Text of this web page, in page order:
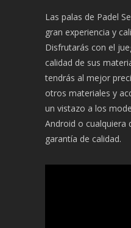
Las palas de Padel
gran experiencia y
Disfrutarás con el
calidad de sus
tendrás al mejor
otros materiales y
un vistazo a los
Android o cualquiera
garantía de calidad.